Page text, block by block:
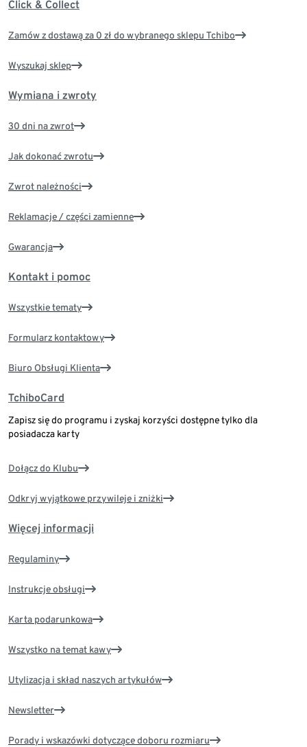
Click & Collect
Zamów z dostawą za 0 zł do wybranego sklepu Tchibo
Wyszukaj sklep
Wymiana i zwroty
30 dni na zwrot
Jak dokonać zwrotu
Zwrot należności
Reklamacje / części zamienne
Gwarancja
Kontakt i pomoc
Wszystkie tematy
Formularz kontaktowy
Biuro Obsługi Klienta
TchiboCard
Zapisz się do programu i zyskaj korzyści dostępne tylko dla
posiadacza karty
Dołącz do Klubu
Odkryj wyjątkowe przywileje i zniżki
Więcej informacji
Regulaminy
Instrukcje obsługi
Karta podarunkowa
Wszystko na temat kawy
Utylizacja i skład naszych artykułów
Newsletter
Porady i wskazówki dotyczące doboru rozmiaru